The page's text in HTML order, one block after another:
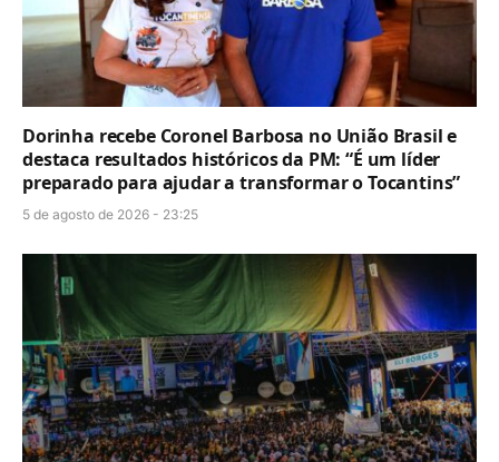
Dorinha recebe Coronel Barbosa no União Brasil e
destaca resultados históricos da PM: “É um líder
preparado para ajudar a transformar o Tocantins”
5 de agosto de 2026 - 23:25